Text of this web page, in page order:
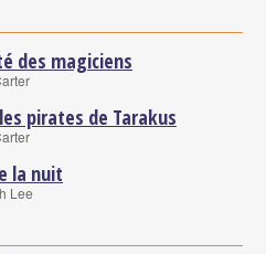
des magiciens
pirates de Tarakus
la nuit
Lee